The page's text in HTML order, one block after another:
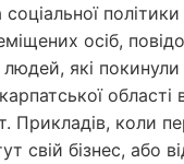
осіб,
які покинули
області
Прикладів, коли
свій бізнес, або